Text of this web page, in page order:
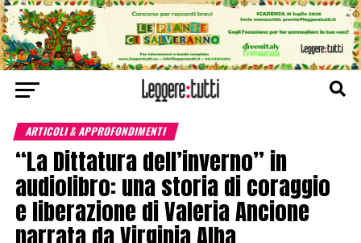
ARTICOLI & APPROFONDIMENTI
“La Dittatura dell’inverno” in
audiolibro: una storia di coraggio
e liberazione di Valeria Ancione